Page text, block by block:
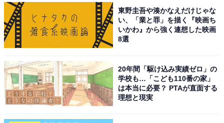
をお得に楽しみたい方は、ぜひこの機会を活用しましょ
う。
楽天トラベルでキャンペーンを見る
東野圭吾や湊かなえだけじゃな
い、「業と罪」を描く『映画ち
いかわ』から強く連想した映画
8選
20年間「駆け込み実績ゼロ」の
学校も…「こども110番の家」
は本当に必要？ PTAが直面する
理想と現実